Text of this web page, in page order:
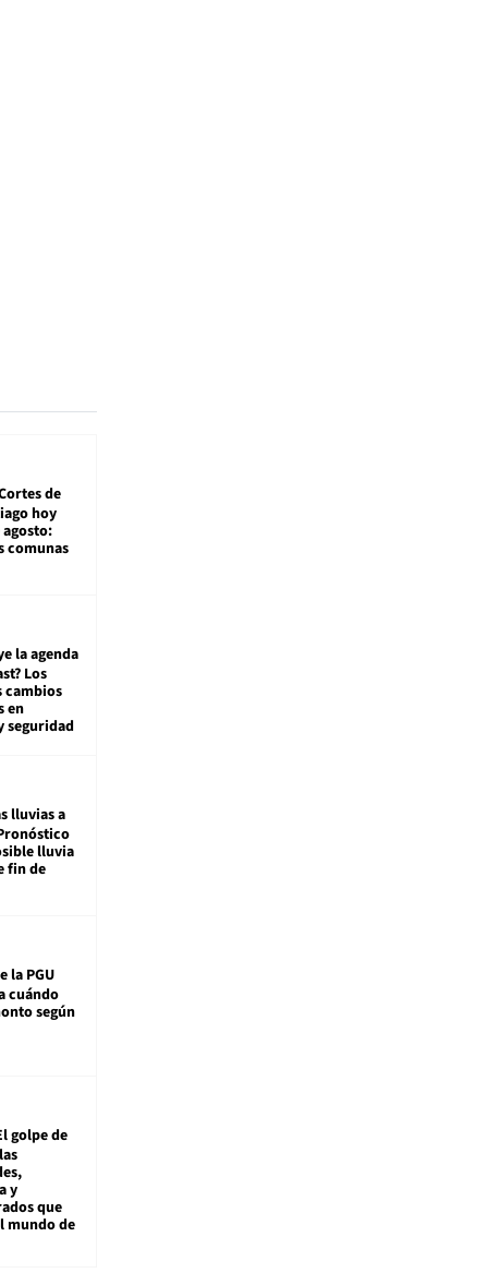
de
hoy
agosto:
comunas
la agenda
Los
cambios
en
seguridad
lluvias a
lluvia
fin de
la PGU
cuándo
según
golpe de
y
que
mundo de